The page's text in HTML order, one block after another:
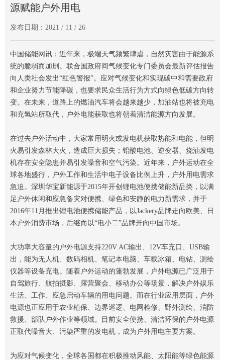
源赋能户外用电
发布日期：2021 / 11 / 26
中国储能网讯：近年来，极端天气频繁肆虐，自然灾害由于能源系
统的脆弱而加剧。联合国政府间气候变化专门委员会最新评估报告
向人类社会发出“红色警报”。应对气候变化和实现碳中和需要政府
和企业努力节能降碳，也要求民众生活行为方式向绿色低碳方向转
变。在未来，道路上的燃油汽车将会越来越少，加油站也将被充电
和充氢站所取代，户外电能获取也将朝着清洁能源方向发展。
在过去户外活动中，大家常用明火或发电机获取热能和电能，但明
火易引发森林大火，造成巨大损失；铅酸电池、逆变器、烧油发电
机存在安全隐患并易引发噪音和空气污染。近年来，户外运动在全
球各地盛行，户外工作和生活中电子设备比例上升，户外用电需求
急迫。深圳华宝新能源于2015年开创锂电池便携储能新品类，以满
足户外休闲和应急备灾对便携、绿色和安静的电力新需求，并于
2016年11月推出锂电池便携储能产品，以Jackery品牌走向欧美、日
本户外消费市场，后继而以“电小二”品牌开向中国市场。
大功率大容量的户外电源支持220V AC输出、12V车充口、USB输
出，能为无人机、数码相机、笔记本电脑、车载冰箱、电钻、测绘
仪器等设备充电。随着户外运动的蓬勃发展，户外电源已广泛用于
自驾旅行、航拍摄影、露营聚会、移动办公等场景，解决户外娱乐
生活、工作、应急启动车辆的用电问题。而在行业应用层面，户外
电源也正应用于农业植保、边界巡逻、电网检修、野外测绘、消防
救援、部队户外作业等领域。目前安全便携、清洁环保的户外电源
正取代噪音大、污染严重的发电机，成为户外用电主要方案。
为应对气候变化，全球各国都在积极推动风能、太阳能等绿色能源